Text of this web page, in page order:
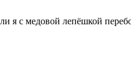
я с медовой лепёшкой